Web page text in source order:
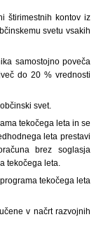
štirimestnih kontov iz
svetu vsakih
samostojno poveča
do 20 % vrednosti
svet.
tekočega leta in se
leta prestavi
brez soglasja
tekočega leta.
tekočega leta
v načrt razvojnih